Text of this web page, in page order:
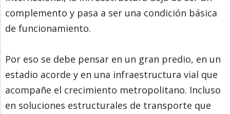
complemento y pasa a ser una condición básica
de funcionamiento.
Por eso se debe pensar en un gran predio, en un
estadio acorde y en una infraestructura vial que
acompañe el crecimiento metropolitano. Incluso
en soluciones estructurales de transporte que